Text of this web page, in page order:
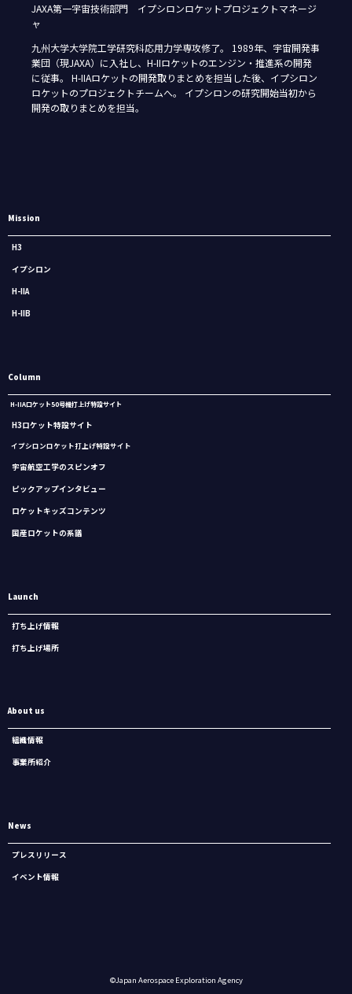
JAXA第一宇宙技術部門 イプシロンロケットプロジェクトマネージ
ャ
九州大学大学院工学研究科応用力学専攻修了。 1989年、宇宙開発事
業団（現JAXA）に入社し、H-IIロケットのエンジン・推進系の開発
に従事。 H-IIAロケットの開発取りまとめを担当した後、イプシロン
ロケットのプロジェクトチームへ。 イプシロンの研究開始当初から
開発の取りまとめを担当。
Mission
H3
イプシロン
H-IIA
H-IIB
Column
H-IIAロケット50号機打上げ特設サイト
H3ロケット特設サイト
イプシロンロケット打上げ特設サイト
宇宙航空工学のスピンオフ
ピックアップインタビュー
ロケットキッズコンテンツ
国産ロケットの系譜
Launch
打ち上げ情報
打ち上げ場所
About us
組織情報
事業所紹介
News
プレスリリース
イベント情報
©Japan Aerospace Exploration Agency